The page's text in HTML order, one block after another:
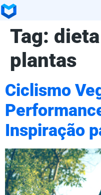
Tag:
plantas
Ciclismo
Inspiração